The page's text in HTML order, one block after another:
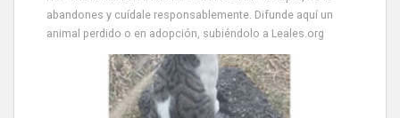
abandones y cuídale responsablemente. Difunde aquí un
animal perdido o en adopción, subiéndolo a Leales.org